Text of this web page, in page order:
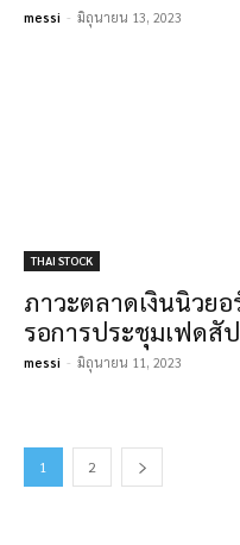
messi - มิถุนายน 13, 2023
THAI STOCK
ภาวะตลาดเงินนิวย
รอการประชุมเฟดสั
messi - มิถุนายน 11, 2023
1 2